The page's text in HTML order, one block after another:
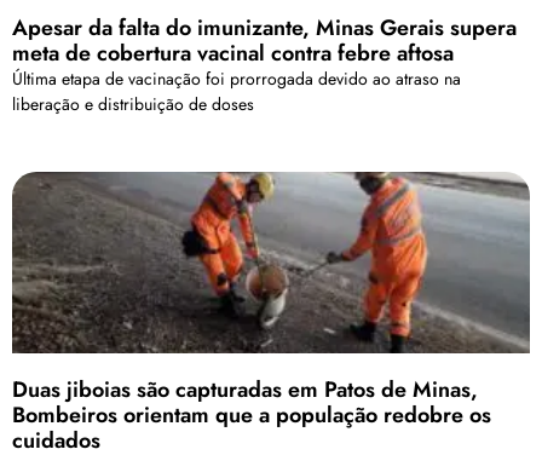
Apesar da falta do imunizante, Minas Gerais supera
meta de cobertura vacinal contra febre aftosa
Última etapa de vacinação foi prorrogada devido ao atraso na
liberação e distribuição de doses
Duas jiboias são capturadas em Patos de Minas,
Bombeiros orientam que a população redobre os
cuidados